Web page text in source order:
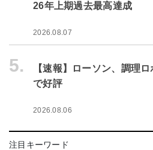
26年上期過去最高達成
2026.08.07
5.
【速報】ローソン、調理
で好評
2026.08.06
注目キーワード